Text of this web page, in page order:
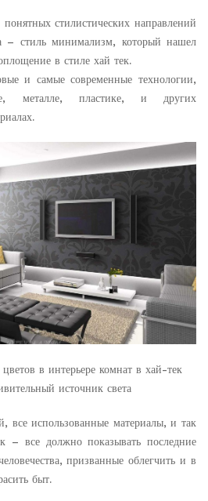
стилистических направлений
– стиль минимализм, который нашел
в стиле хай тек.
и самые современные технологии,
металле, пластике, и других
в интерьере комнат в хай-тек
источник света
все использованные материалы, и так
все должно показывать последние
призванные облегчить и в
быт.